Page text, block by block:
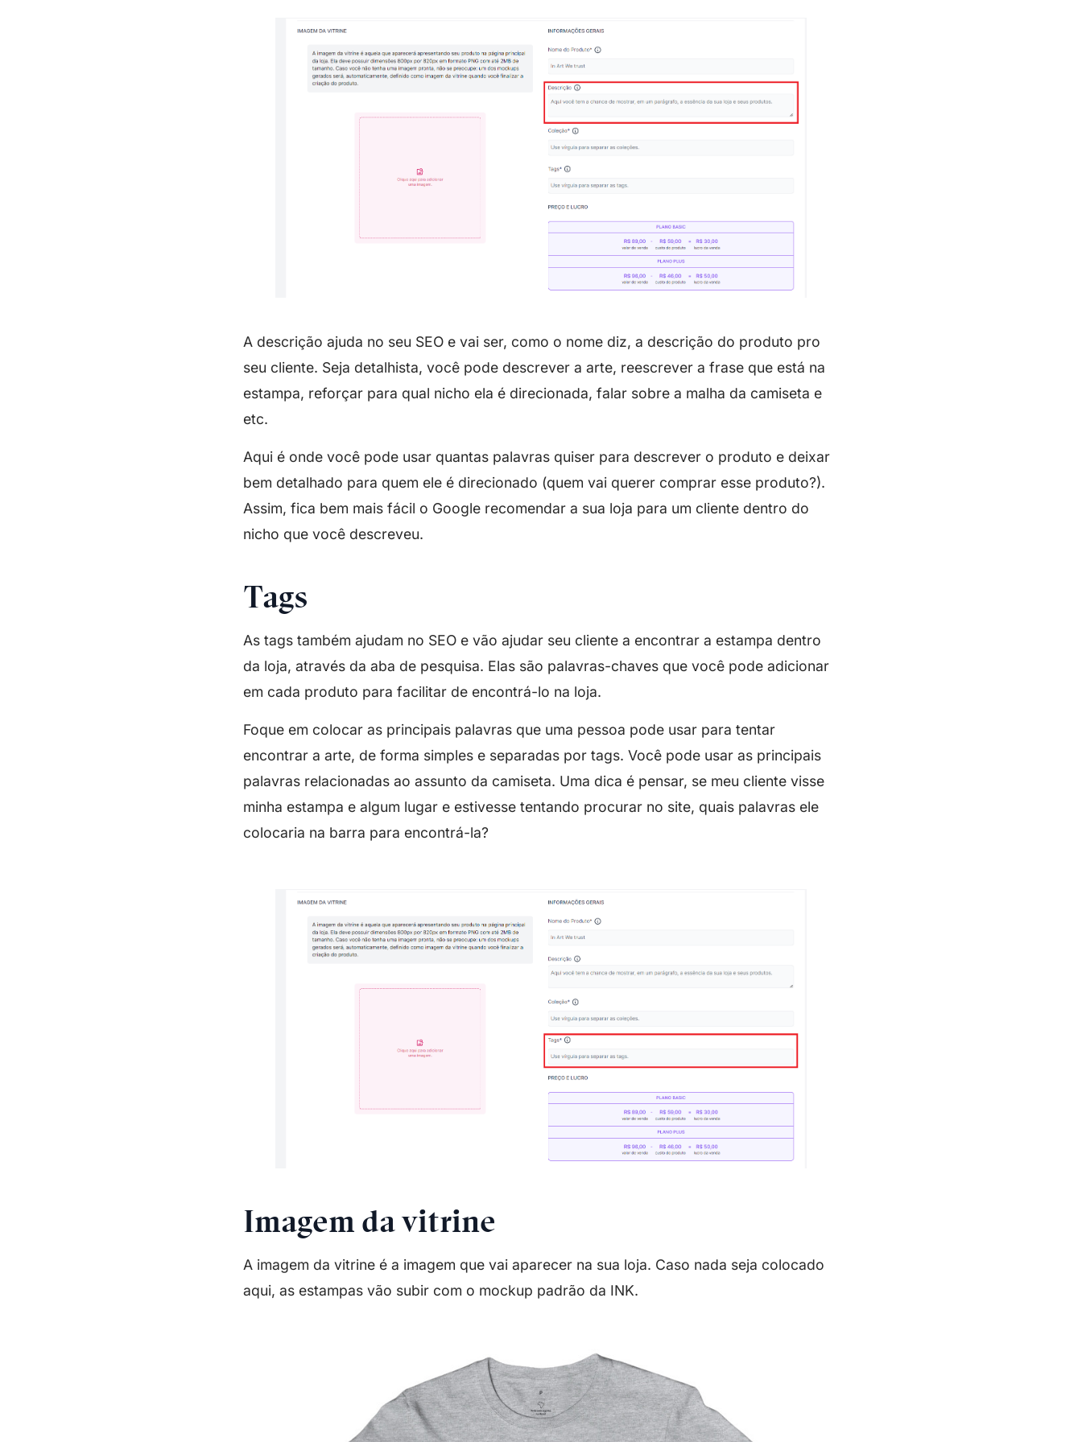
A descrição ajuda no seu SEO e vai ser, como o nome diz, a descrição do produto pro
seu cliente. Seja detalhista, você pode descrever a arte, reescrever a frase que está na
estampa, reforçar para qual nicho ela é direcionada, falar sobre a malha da camiseta e
etc.
Aqui é onde você pode usar quantas palavras quiser para descrever o produto e deixar
bem detalhado para quem ele é direcionado (quem vai querer comprar esse produto?).
Assim, fica bem mais fácil o Google recomendar a sua loja para um cliente dentro do
nicho que você descreveu.
Tags
As tags também ajudam no SEO e vão ajudar seu cliente a encontrar a estampa dentro
da loja, através da aba de pesquisa. Elas são palavras-chaves que você pode adicionar
em cada produto para facilitar de encontrá-lo na loja.
Foque em colocar as principais palavras que uma pessoa pode usar para tentar
encontrar a arte, de forma simples e separadas por tags. Você pode usar as principais
palavras relacionadas ao assunto da camiseta. Uma dica é pensar, se meu cliente visse
minha estampa e algum lugar e estivesse tentando procurar no site, quais palavras ele
colocaria na barra para encontrá-la?
Imagem da vitrine
A imagem da vitrine é a imagem que vai aparecer na sua loja. Caso nada seja colocado
aqui, as estampas vão subir com o mockup padrão da INK.